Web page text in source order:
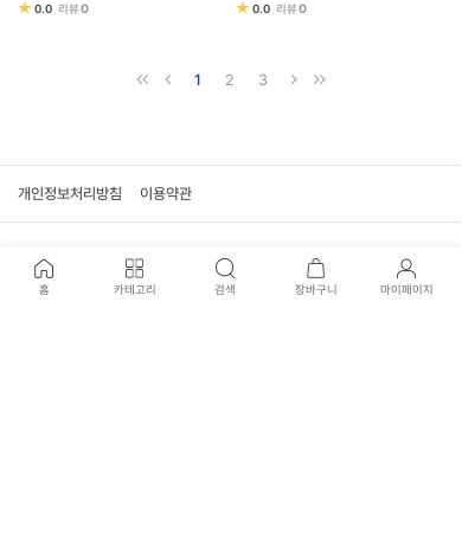
홈 카테고리 검색 장바구니 마이페이지
★ 0.0 리뷰0 ★ 0.0 리뷰0
1 2 3
개인정보처리방침 이용약관
고객센터